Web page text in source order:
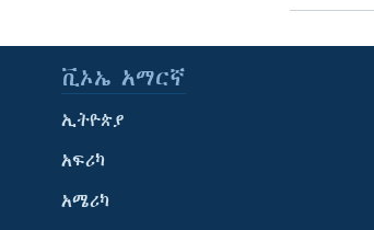
ቪኦኤ አማርኛ
ኢትዮጵያ
አፍሪካ
አሜሪካ